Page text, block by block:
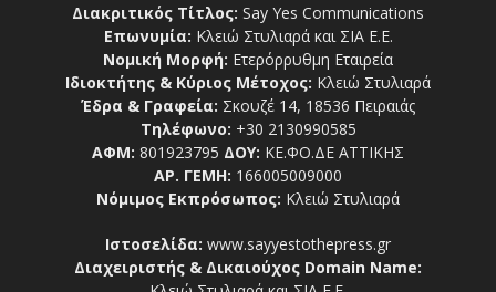
Διακριτικός Τίτλος: Say Yes Communications
Επωνυμία: Κλειώ Στυλιαρά και ΣΙΑ Ε.Ε.
Νομική Μορφή: Ετερόρρυθμη Εταιρεία
Ιδιοκτήτης & Κύριος Μέτοχος: Κλειώ Στυλιαρά
Έδρα & Γραφεία: Σκουζέ 14, 18536 Πειραιάς
Τηλέφωνο: +30 2130990585
ΑΦΜ: 801923795 ΔΟΥ: ΚΕ.ΦΟ.ΔΕ ΑΤΤΙΚΗΣ
ΑΡ. ΓΕΜΗ: 166005009000
Νόμιμος Εκπρόσωπος: Κλειώ Στυλιαρά
Ιστοσελίδα: www.sayyestothepress.gr
Διαχειριστής & Δικαιούχος Domain Name: